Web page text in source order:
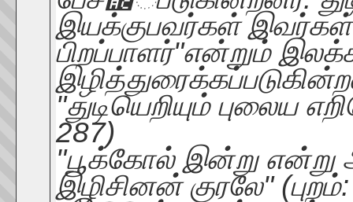
இயக்குபவர்கள்
பிறப்பாளர்"என்றும்
"துடியெறியும் புலைய
287)
"பூக்கோல் இன்று
இழிசினன் குரலே"